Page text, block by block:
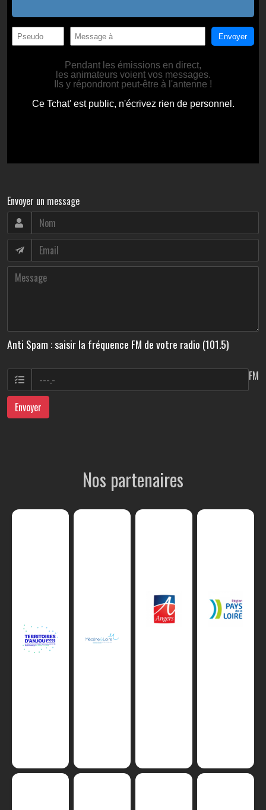
Envoyer un message
Anti Spam : saisir la fréquence FM de votre radio (101.5)
FM
Envoyer
Nos partenaires